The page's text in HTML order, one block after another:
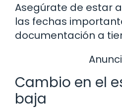
Asegúrate de estar
las fechas
documentación a
Cambio en el
baja